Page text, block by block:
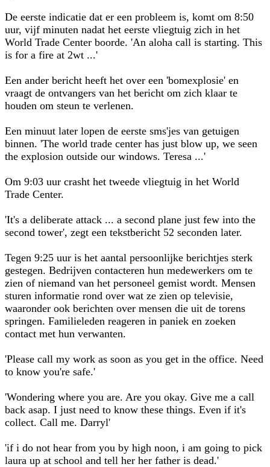
De eerste indicatie dat er een probleem is, komt om 8:50
uur, vijf minuten nadat het eerste vliegtuig zich in het
World Trade Center boorde. 'An aloha call is starting. This
is for a fire at 2wt ...'
Een ander bericht heeft het over een 'bomexplosie' en
vraagt de ontvangers van het bericht om zich klaar te
houden om steun te verlenen.
Een minuut later lopen de eerste sms'jes van getuigen
binnen. 'The world trade center has just blow up, we seen
the explosion outside our windows. Teresa ...'
Om 9:03 uur crasht het tweede vliegtuig in het World
Trade Center.
'It's a deliberate attack ... a second plane just few into the
second tower', zegt een tekstbericht 52 seconden later.
Tegen 9:25 uur is het aantal persoonlijke berichtjes sterk
gestegen. Bedrijven contacteren hun medewerkers om te
zien of niemand van het personeel gemist wordt. Mensen
sturen informatie rond over wat ze zien op televisie,
waaronder ook berichten over mensen die uit de torens
springen. Familieleden reageren in paniek en zoeken
contact met hun verwanten.
'Please call my work as soon as you get in the office. Need
to know you're safe.'
'Wondering where you are. Are you okay. Give me a call
back asap. I just need to know these things. Even if it's
collect. Call me. Darryl'
'if i do not hear from you by high noon, i am going to pick
laura up at school and tell her her father is dead.'